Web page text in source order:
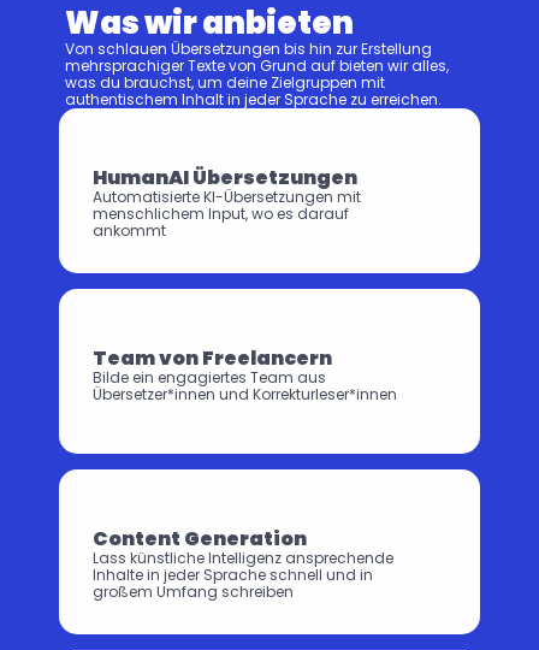
Was wir anbieten
Von schlauen Übersetzungen bis hin zur Erstellung
mehrsprachiger Texte von Grund auf bieten wir alles,
was du brauchst, um deine Zielgruppen mit
authentischem Inhalt in jeder Sprache zu erreichen.
HumanAI Übersetzungen
Automatisierte KI-Übersetzungen mit
menschlichem Input, wo es darauf
ankommt
Team von Freelancern
Bilde ein engagiertes Team aus
Übersetzer*innen und Korrekturleser*innen
Content Generation
Lass künstliche Intelligenz ansprechende
Inhalte in jeder Sprache schnell und in
großem Umfang schreiben